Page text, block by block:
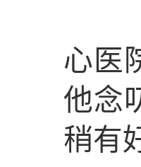
伤
心医
他念
稍有